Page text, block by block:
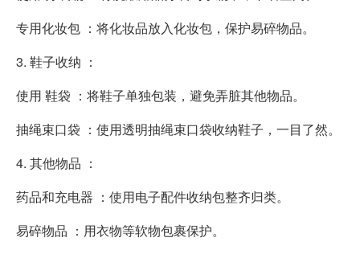
专用化妆包 ：将化妆品放入化妆包，保护易碎物品。
3. 鞋子收纳 ：
使用 鞋袋 ：将鞋子单独包装，避免弄脏其他物品。
抽绳束口袋 ：使用透明抽绳束口袋收纳鞋子，一目了然。
4. 其他物品 ：
药品和充电器 ：使用电子配件收纳包整齐归类。
易碎物品 ：用衣物等软物包裹保护。